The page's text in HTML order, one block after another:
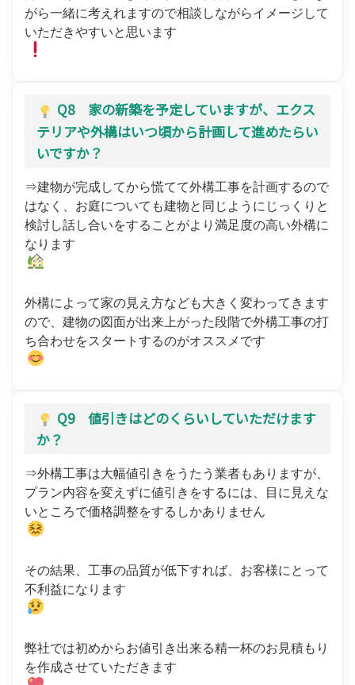
がら一緒に考えれますので相談しながらイメージして
いただきやすいと思います
Q8 家の新築を予定していますが、エクス
テリアや外構はいつ頃から計画して進めたらい
いですか？
⇒建物が完成してから慌てて外構工事を計画するので
はなく、お庭についても建物と同じようにじっくりと
検討し話し合いをすることがより満足度の高い外構に
なります
外構によって家の見え方なども大きく変わってきます
ので、建物の図面が出来上がった段階で外構工事の打
ち合わせをスタートするのがオススメです
Q9 値引きはどのくらいしていただけます
か？
⇒外構工事は大幅値引きをうたう業者もありますが、
プラン内容を変えずに値引きをするには、目に見えな
いところで価格調整をするしかありません
その結果、工事の品質が低下すれば、お客様にとって
不利益になります
弊社では初めからお値引き出来る精一杯のお見積もり
を作成させていただきます